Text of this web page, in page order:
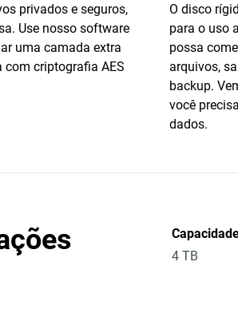
privados e seguros,
Use nosso software
uma camada extra
com criptografia AES
O disco
para o uso
possa
arquivos,
backup.
você
dados.
4 TB